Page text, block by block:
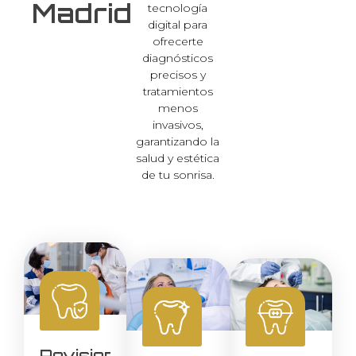
Madrid
tecnología
digital para
ofrecerte
diagnósticos
precisos y
tratamientos
menos
invasivos,
garantizando la
salud y estética
de tu sonrisa.